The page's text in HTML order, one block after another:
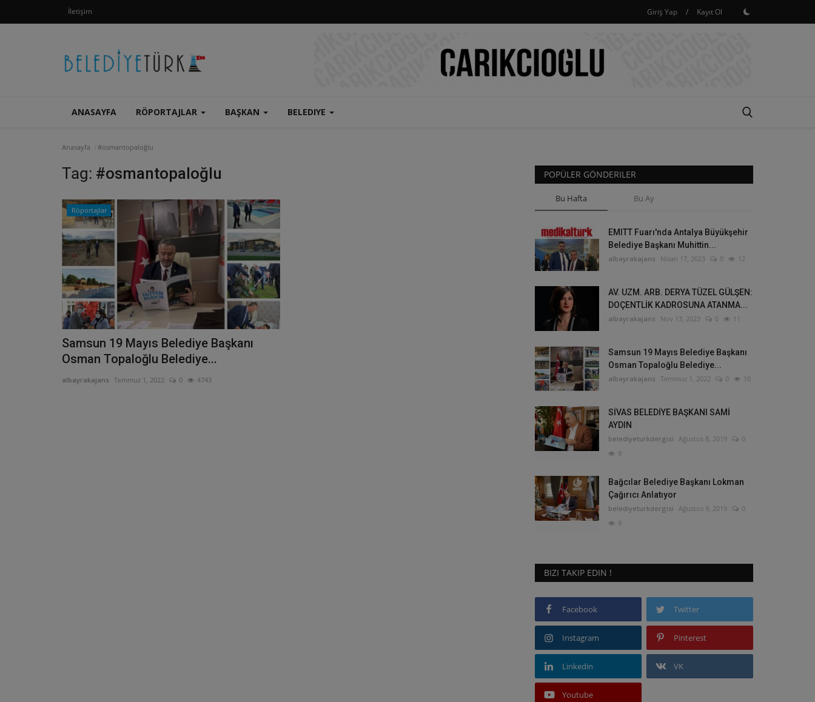
İletişim Giriş Yap / Kayıt Ol
ANASAYFA RÖPORTAJLAR BAŞKAN BELEDIYE
Anasayfa #osmantopaloğlu
Tag: #osmantopaloğlu
Röportajlar
Samsun 19 Mayıs Belediye Başkanı
Osman Topaloğlu Belediye...
albayrakajans Temmuz 1, 2022 0 4743
POPÜLER GÖNDERILER
Bu Hafta Bu Ay
EMITT Fuarı'nda Antalya Büyükşehir
Belediye Başkanı Muhittin...
albayrakajans Nisan 17, 2023 0 12
AV. UZM. ARB. DERYA TÜZEL GÜLŞEN:
DOÇENTLİK KADROSUNA ATANMA...
albayrakajans Nov 13, 2023 0 11
Samsun 19 Mayıs Belediye Başkanı
Osman Topaloğlu Belediye...
albayrakajans Temmuz 1, 2022 0 10
SİVAS BELEDİYE BAŞKANI SAMİ
AYDIN
belediyeturkdergisi Ağustos 8, 2019
0
9
Bağcılar Belediye Başkanı Lokman
Çağırıcı Anlatıyor
belediyeturkdergisi Ağustos 9, 2019
0
9
BIZI TAKIP EDIN !
Facebook Twitter
Instagram Pinterest
Linkedin VK
Youtube